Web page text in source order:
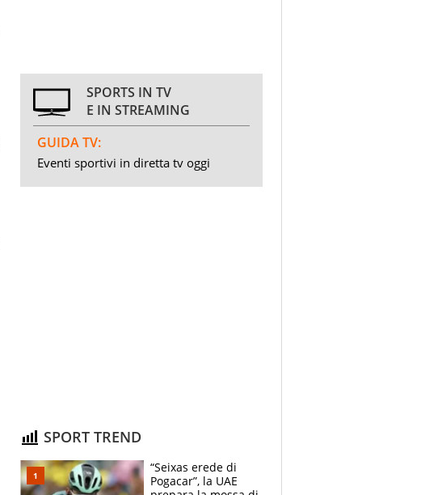
SPORTS IN TV
E IN STREAMING
GUIDA TV:
Eventi sportivi in diretta tv oggi
SPORT TREND
“Seixas erede di
Pogacar”, la UAE